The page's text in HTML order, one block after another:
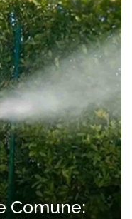
Comune: